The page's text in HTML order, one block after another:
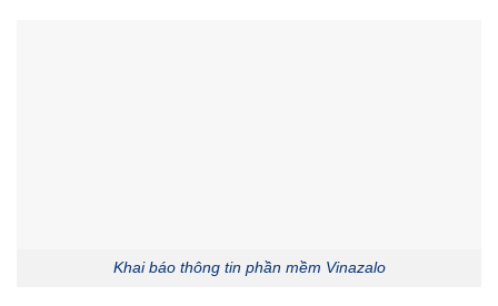
Khai báo thông tin phần mềm Vinazalo